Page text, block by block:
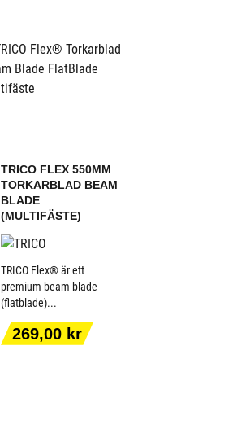
TRICO FLEX 550MM
TORKARBLAD BEAM
BLADE
(MULTIFÄSTE)
TRICO Flex® är ett
premium beam blade
(flatblade)...
Pris
269,00 kr
LÄGG TILL I
VARUKORGEN